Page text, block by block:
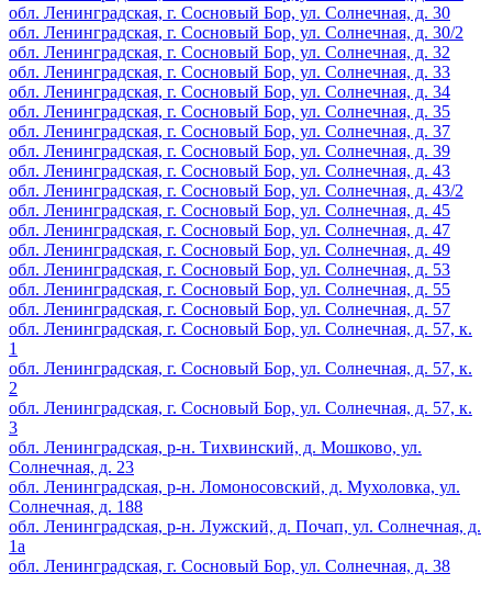
обл. Ленинградская, г. Сосновый Бор, ул. Солнечная, д. 30
обл. Ленинградская, г. Сосновый Бор, ул. Солнечная, д. 30/2
обл. Ленинградская, г. Сосновый Бор, ул. Солнечная, д. 32
обл. Ленинградская, г. Сосновый Бор, ул. Солнечная, д. 33
обл. Ленинградская, г. Сосновый Бор, ул. Солнечная, д. 34
обл. Ленинградская, г. Сосновый Бор, ул. Солнечная, д. 35
обл. Ленинградская, г. Сосновый Бор, ул. Солнечная, д. 37
обл. Ленинградская, г. Сосновый Бор, ул. Солнечная, д. 39
обл. Ленинградская, г. Сосновый Бор, ул. Солнечная, д. 43
обл. Ленинградская, г. Сосновый Бор, ул. Солнечная, д. 43/2
обл. Ленинградская, г. Сосновый Бор, ул. Солнечная, д. 45
обл. Ленинградская, г. Сосновый Бор, ул. Солнечная, д. 47
обл. Ленинградская, г. Сосновый Бор, ул. Солнечная, д. 49
обл. Ленинградская, г. Сосновый Бор, ул. Солнечная, д. 53
обл. Ленинградская, г. Сосновый Бор, ул. Солнечная, д. 55
обл. Ленинградская, г. Сосновый Бор, ул. Солнечная, д. 57
обл. Ленинградская, г. Сосновый Бор, ул. Солнечная, д. 57, к.
1
обл. Ленинградская, г. Сосновый Бор, ул. Солнечная, д. 57, к.
2
обл. Ленинградская, г. Сосновый Бор, ул. Солнечная, д. 57, к.
3
обл. Ленинградская, р-н. Тихвинский, д. Мошково, ул.
Солнечная, д. 23
обл. Ленинградская, р-н. Ломоносовский, д. Мухоловка, ул.
Солнечная, д. 188
обл. Ленинградская, р-н. Лужский, д. Почап, ул. Солнечная, д.
1а
обл. Ленинградская, г. Сосновый Бор, ул. Солнечная, д. 38